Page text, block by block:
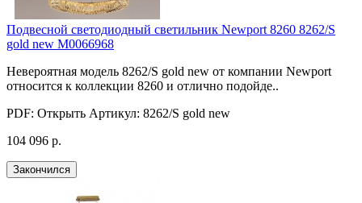
Подвесной светодиодный светильник Newport 8260 8262/S
gold new М0066968
Невероятная модель 8262/S gold new от компании Newport
относится к коллекции 8260 и отлично подойде..
PDF: Открыть Артикул: 8262/S gold new
104 096 р.
Закончился